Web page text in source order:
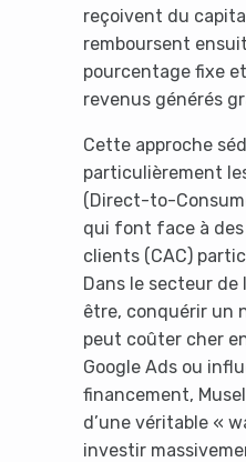
reçoivent du
remboursent
pourcentage fixe
revenus générés
Cette approche
particulièrement
(Direct-to-
qui font face à
clients (CAC)
Dans le secteur
être, conquérir un
peut coûter cher
Google Ads ou
financement,
d’une véritable «
investir